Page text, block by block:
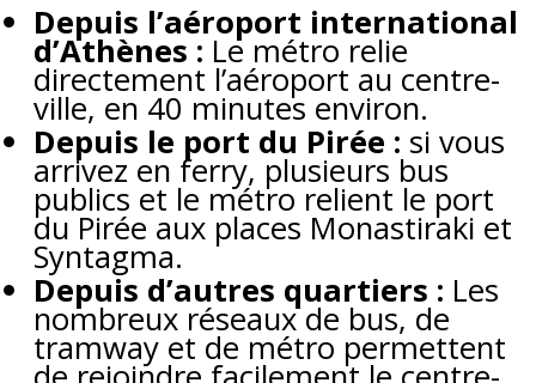
Depuis l’aéroport international
d’Athènes : Le métro relie
directement l’aéroport au centre-
ville, en 40 minutes environ.
Depuis le port du Pirée : si vous
arrivez en ferry, plusieurs bus
publics et le métro relient le port
du Pirée aux places Monastiraki et
Syntagma.
Depuis d’autres quartiers : Les
nombreux réseaux de bus, de
tramway et de métro permettent